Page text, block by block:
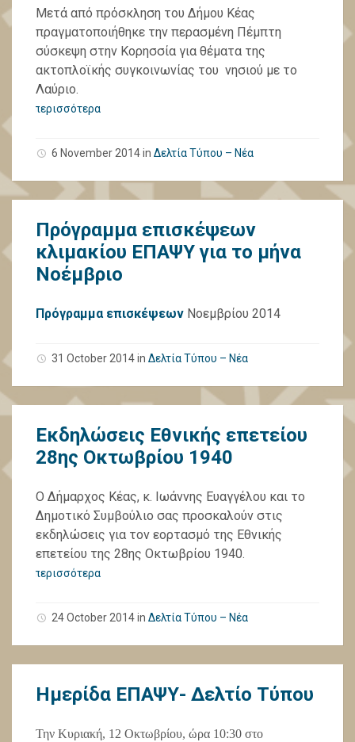
Μετά από πρόσκληση του Δήμου Κέας
πραγματοποιήθηκε την περασμένη Πέμπτη
σύσκεψη στην Κορησσία για θέματα της
ακτοπλοϊκής συγκοινωνίας του νησιού με το
Λαύριο.
περισσότερα
6 November 2014in Δελτία Τύπου – Νέα
Πρόγραμμα επισκέψεων
κλιμακίου ΕΠΑΨΥ για το μήνα
Νοέμβριο
Πρόγραμμα επισκέψεων Νοεμβρίου 2014
31 October 2014in Δελτία Τύπου – Νέα
Εκδηλώσεις Εθνικής επετείου
28ης Οκτωβρίου 1940
Ο Δήμαρχος Κέας, κ. Ιωάννης Ευαγγέλου και το
Δημοτικό Συμβούλιο σας προσκαλούν στις
εκδηλώσεις για τον εορτασμό της Εθνικής
επετείου της 28ης Οκτωβρίου 1940.
περισσότερα
24 October 2014in Δελτία Τύπου – Νέα
Ημερίδα ΕΠΑΨΥ- Δελτίο Τύπου
Την Κυριακή, 12 Οκτωβρίου, ώρα 10:30 στο